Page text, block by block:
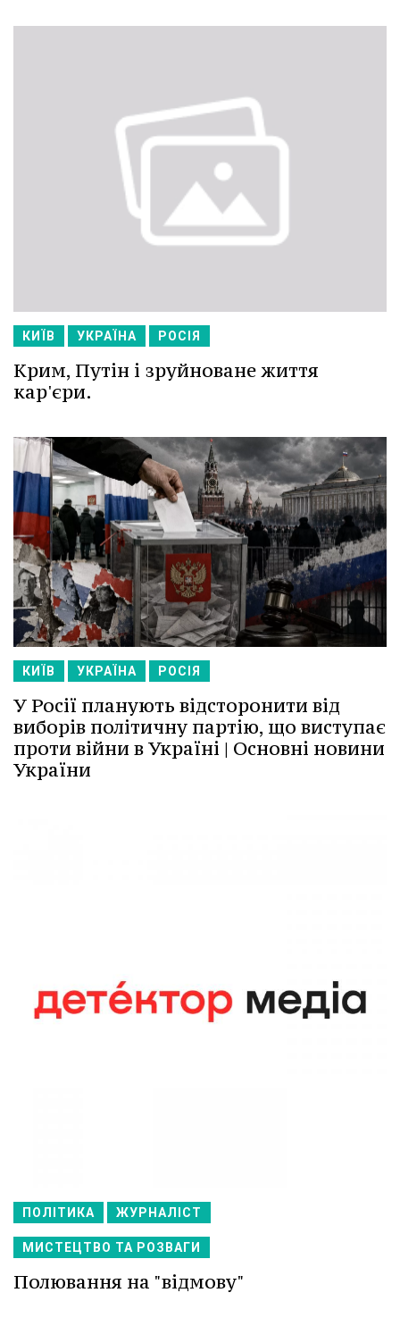
КИЇВ УКРАЇНА РОСІЯ
Крим, Путін і зруйноване життя
кар'єри.
КИЇВ УКРАЇНА РОСІЯ
У Росії планують відсторонити від
виборів політичну партію, що виступає
проти війни в Україні | Основні новини
України
ПОЛІТИКА ЖУРНАЛІСТ
МИСТЕЦТВО ТА РОЗВАГИ
Полювання на "відмову"